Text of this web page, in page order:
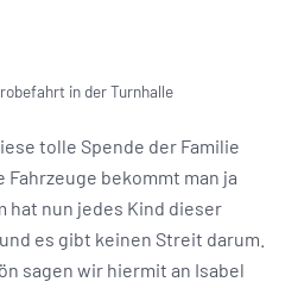
in der Turnhalle
tolle Spende der Familie
bekommt man ja
hat nun jedes Kind dieser
es gibt keinen Streit darum.
sagen wir hiermit an Isabel